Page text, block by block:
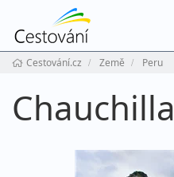
Cestování.cz Země Peru
Chauchilla